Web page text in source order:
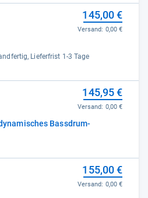
Lieferfrist 1-3 Tage
145,00 €
Versand: 0,00 €
Bassdrum-
145,95 €
Versand: 0,00 €
155,00 €
Versand: 0,00 €